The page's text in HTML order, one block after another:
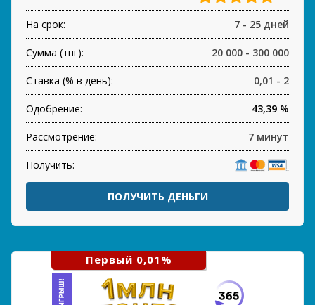
На срок: 7 - 25 дней
Сумма (тнг): 20 000 - 300 000
Ставка (% в день): 0,01 - 2
Одобрение: 43,39 %
Рассмотрение: 7 минут
Получить:
ПОЛУЧИТЬ ДЕНЬГИ
Первый 0,01%